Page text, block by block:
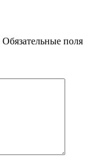
Обязательные поля